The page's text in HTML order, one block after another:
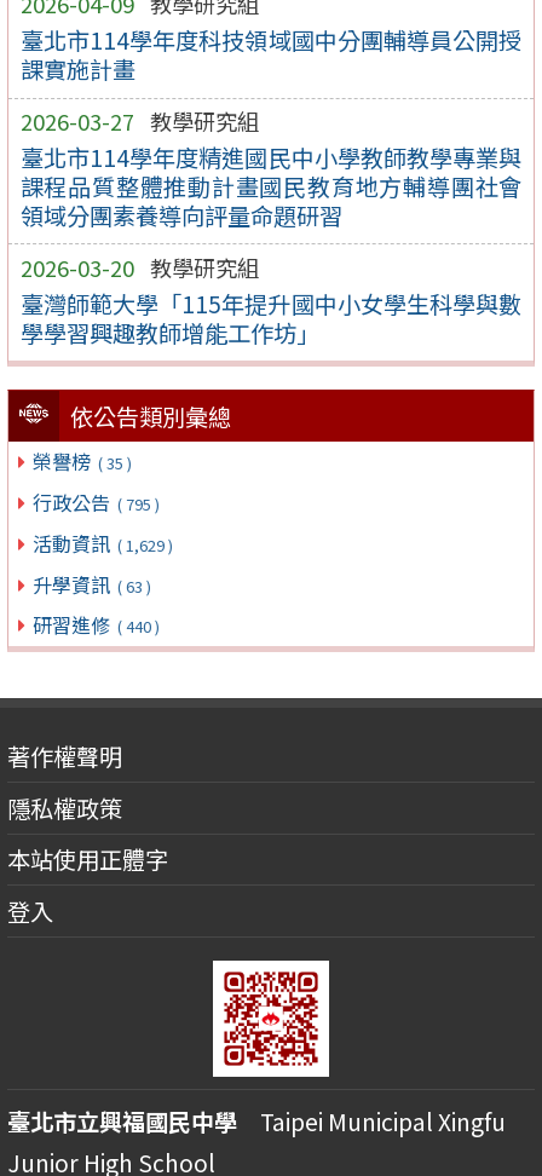
臺北市114學年度科技領域國中分團輔導員公開授
課實施計畫
2026-03-27 教學研究組
臺北市114學年度精進國民中小學教師教學專業與
課程品質整體推動計畫國民教育地方輔導團社會
領域分團素養導向評量命題研習
2026-03-20 教學研究組
臺灣師範大學「115年提升國中小女學生科學與數
學學習興趣教師增能工作坊」
依公告類別彙總
榮譽榜 ( 35 )
行政公告 ( 795 )
活動資訊 ( 1,629 )
升學資訊 ( 63 )
研習進修 ( 440 )
著作權聲明
隱私權政策
本站使用正體字
登入
臺北市立興福國民中學 Taipei Municipal Xingfu
Junior High School